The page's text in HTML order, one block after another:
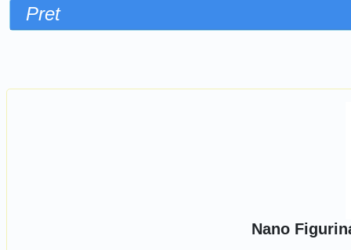
Pret
Nano